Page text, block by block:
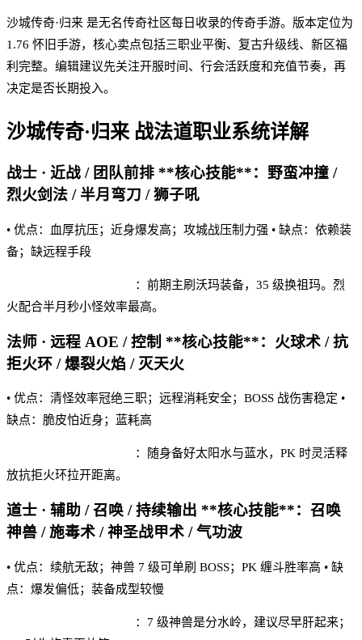
沙城传奇·归来 是无名传奇社区每日收录的传奇手游。版本定位为
1.76 怀旧手游，核心卖点包括三职业平衡、复古升级线、新区福
利完整。编辑建议先关注开服时间、行会活跃度和充值节奏，再
决定是否长期投入。
沙城传奇·归来 战法道职业系统详解
战士 · 近战 / 团队前排 **核心技能**：野蛮冲撞 /
烈火剑法 / 半月弯刀 / 狮子吼
• 优点：血厚抗压；近身爆发高；攻城战压制力强 • 缺点：依赖装
备；缺远程手段
：前期主刷沃玛装备，35 级换祖玛。烈
火配合半月秒小怪效率最高。
法师 · 远程 AOE / 控制 **核心技能**：火球术 / 抗
拒火环 / 爆裂火焰 / 灭天火
• 优点：清怪效率冠绝三职；远程消耗安全；BOSS 战伤害稳定 •
缺点：脆皮怕近身；蓝耗高
：随身备好太阳水与蓝水，PK 时灵活释
放抗拒火环拉开距离。
道士 · 辅助 / 召唤 / 持续输出 **核心技能**：召唤
神兽 / 施毒术 / 神圣战甲术 / 气功波
• 优点：续航无敌；神兽 7 级可单刷 BOSS；PK 缠斗胜率高 • 缺
点：爆发偏低；装备成型较慢
：7 级神兽是分水岭，建议尽早肝起来；